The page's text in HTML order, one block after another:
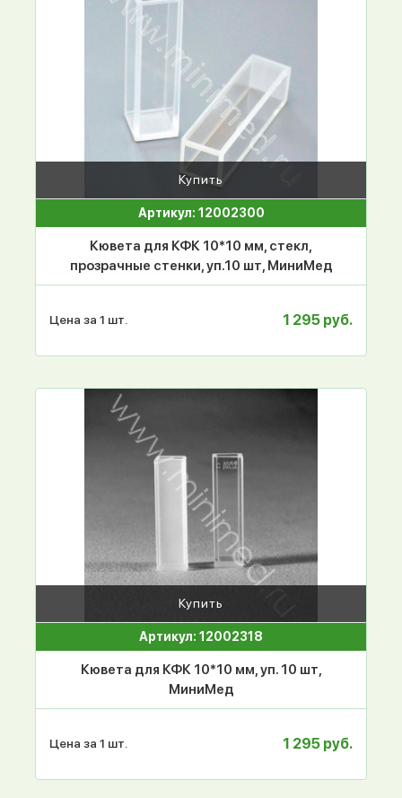
Купить
Артикул: 12002300
Кювета для КФК 10*10 мм, стекл,
прозрачные стенки, уп.10 шт, МиниМед
Цена за 1 шт. 1 295 руб.
Купить
Артикул: 12002318
Кювета для КФК 10*10 мм, уп. 10 шт,
МиниМед
Цена за 1 шт. 1 295 руб.